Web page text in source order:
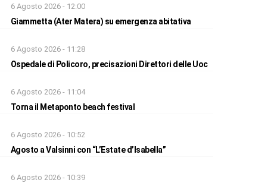
6 Agosto 2026 - 12:00
Giammetta (Ater Matera) su emergenza abitativa
6 Agosto 2026 - 11:28
Ospedale di Policoro, precisazioni Direttori delle Uoc
6 Agosto 2026 - 11:04
Torna il Metaponto beach festival
6 Agosto 2026 - 10:52
Agosto a Valsinni con “L’Estate d’Isabella”
6 Agosto 2026 - 10:39